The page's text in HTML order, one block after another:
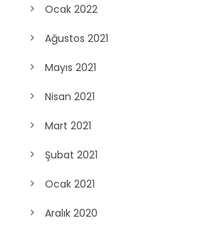
Ocak 2022
Ağustos 2021
Mayıs 2021
Nisan 2021
Mart 2021
Şubat 2021
Ocak 2021
Aralık 2020